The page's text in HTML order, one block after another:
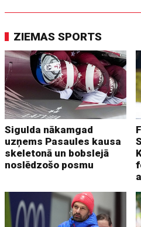
ZIEMAS SPORTS
Sigulda nākamgad
uzņems Pasaules kausa
skeletonā un bobslejā
noslēdzošo posmu